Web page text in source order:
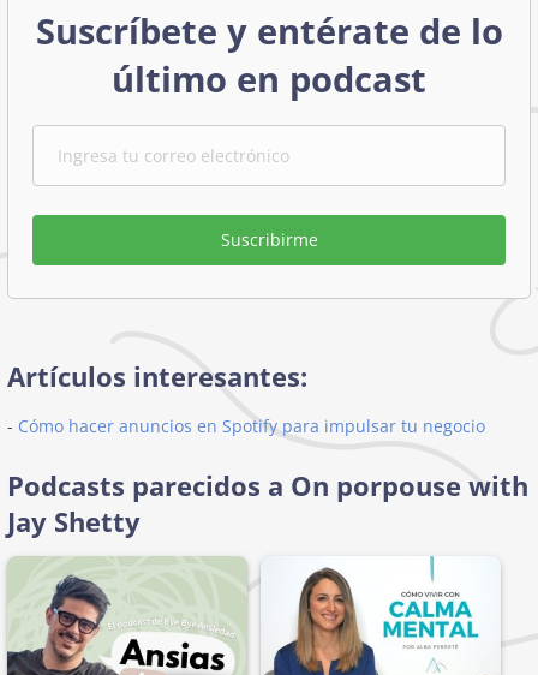
Suscríbete y entérate de lo
último en podcast
Suscribirme
Artículos interesantes:
- Cómo hacer anuncios en Spotify para impulsar tu negocio
Podcasts parecidos a On porpouse with
Jay Shetty